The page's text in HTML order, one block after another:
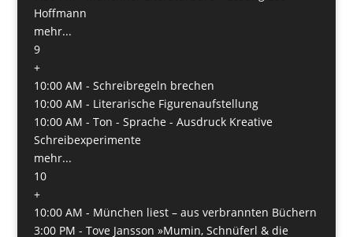
Hoffmann
mehr...
9
+
10:00 AM - Schreibregeln brechen
10:00 AM - Literarische Figurenaufstellung
10:00 AM - Ton - Sprache - Ausdruck Kreative
Schreibexperimente
mehr...
10
+
10:00 AM - München liest – aus verbrannten Büchern
3:00 PM - Tove Jansson »Mumin, Schnüferl & die